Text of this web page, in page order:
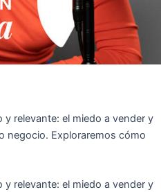
relevante: el miedo a vender y
negocio. Exploraremos cómo
relevante: el miedo a vender y